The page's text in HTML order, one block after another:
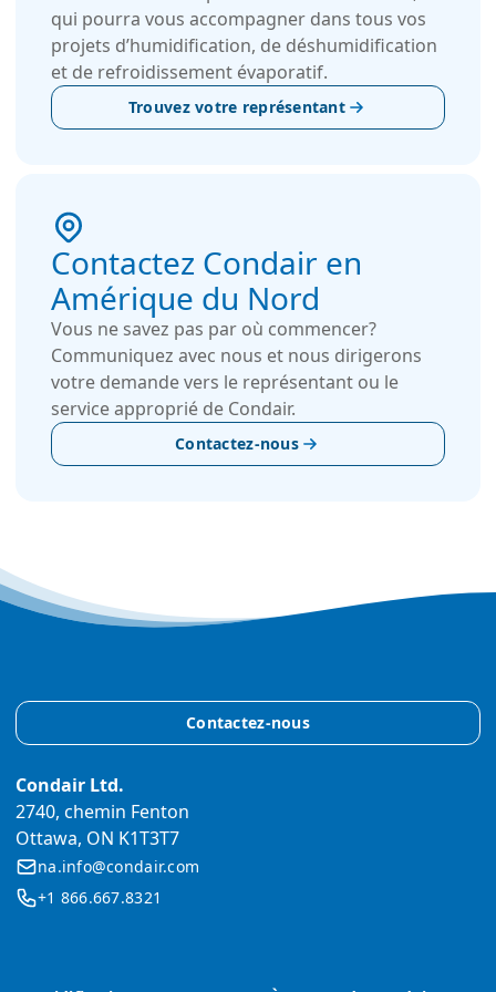
qui pourra vous accompagner dans tous vos
projets d’humidification, de déshumidification
et de refroidissement évaporatif.
Trouvez votre représentant
Contactez Condair en
Amérique du Nord
Vous ne savez pas par où commencer?
Communiquez avec nous et nous dirigerons
votre demande vers le représentant ou le
service approprié de Condair.
Contactez-nous
Contactez-nous
Condair Ltd.
2740, chemin Fenton
Ottawa, ON K1T3T7
na.info@condair.com
+1 866.667.8321